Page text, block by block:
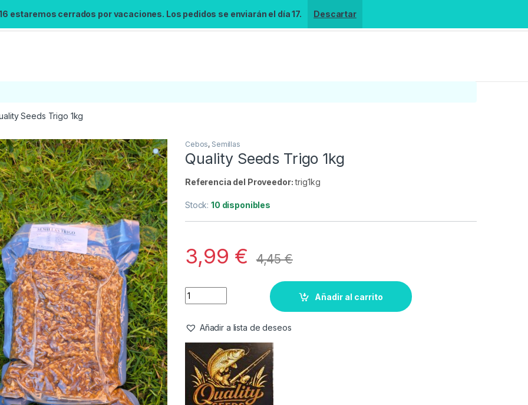
estaremos cerrados por vacaciones. Los pedidos se enviarán el día 17. Descartar
Búsqueda no disponible
No se pudo cargar el widget de búsqueda.
Inténtalo de nuevo.
Reintentar
Seeds Trigo 1kg
Cebos, Semillas
Quality Seeds Trigo 1kg
Referencia del Proveedor:trig1kg
Stock:10 disponibles
3,99 € 4,45€
Añadir al carrito
Añadir a lista de deseos